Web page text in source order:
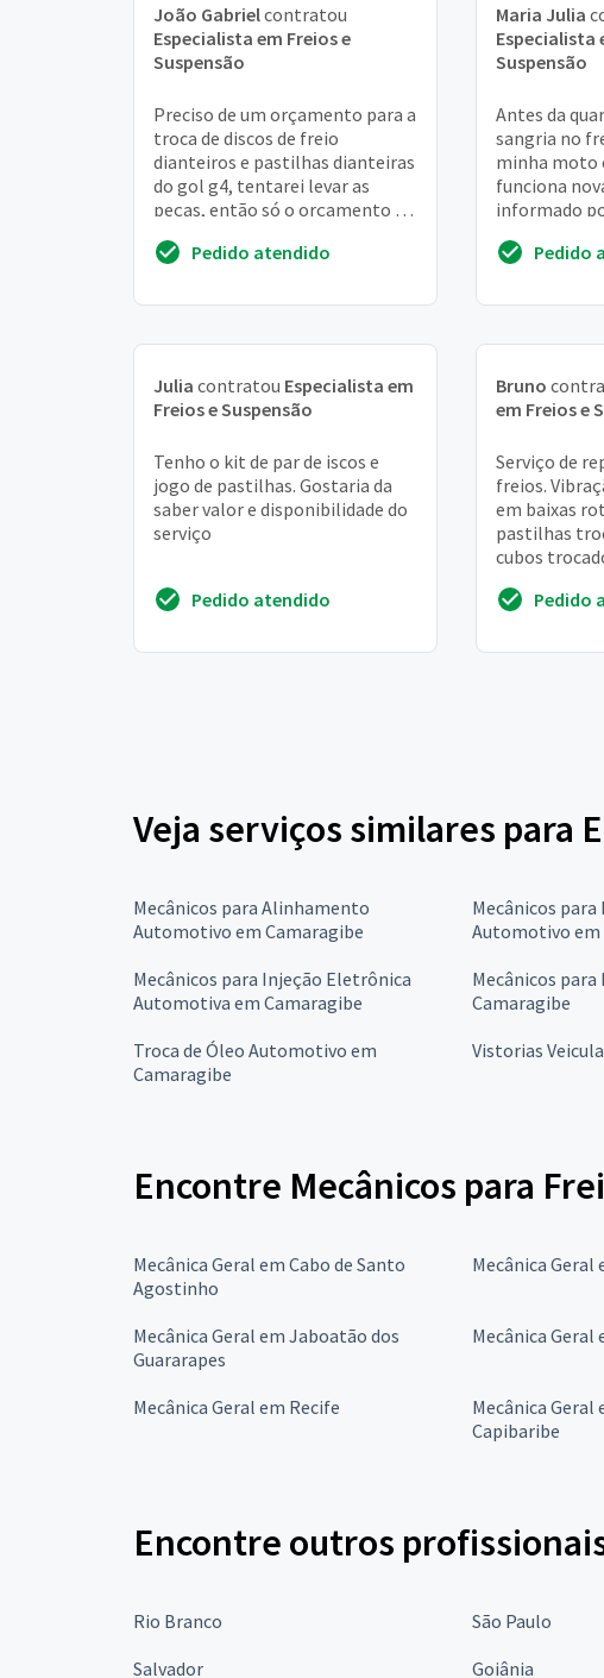
João Gabrielcontratou
Especialista em Freios e
Suspensão
Preciso de um orçamento para a
troca de discos de freio
dianteiros e pastilhas dianteiras
do gol g4, tentarei levar as
peças, então só o orçamento de
Pedido atendido
Maria Julia
Especialista
Suspensão
Antes da
sangria no
minha moto
funciona
informado
mas que ele
Pedido
Julia contratou Especialista em
Freios e Suspensão
Tenho o kit de par de iscos e
jogo de pastilhas. Gostaria da
saber valor e disponibilidade do
serviço
Pedido atendido
Bruno
em Freios e
Serviço de
freios.
em baixas
pastilhas
cubos
Pedido
Veja serviços similares para
Mecânicos para Alinhamento
Automotivo em Camaragibe
Mecânicos
Automotivo em
Mecânicos para Injeção Eletrônica
Automotiva em Camaragibe
Mecânicos
Camaragibe
Troca de Óleo Automotivo em
Camaragibe
Vistorias
Encontre Mecânicos para
Mecânica Geral em Cabo de Santo
Agostinho
Mecânica Geral
Mecânica Geral em Jaboatão dos
Guararapes
Mecânica Geral
Mecânica Geral em Recife
Mecânica Geral
Capibaribe
Encontre outros
Rio Branco São Paulo
Salvador
Goiânia